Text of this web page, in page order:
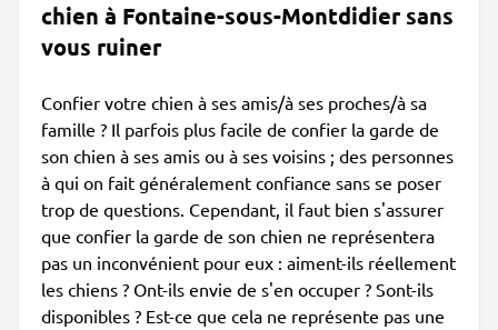
chien à Fontaine-sous-Montdidier sans
vous ruiner
Confier votre chien à ses amis/à ses proches/à sa
famille ? Il parfois plus facile de confier la garde de
son chien à ses amis ou à ses voisins ; des personnes
à qui on fait généralement confiance sans se poser
trop de questions. Cependant, il faut bien s'assurer
que confier la garde de son chien ne représentera
pas un inconvénient pour eux : aiment-ils réellement
les chiens ? Ont-ils envie de s'en occuper ? Sont-ils
disponibles ? Est-ce que cela ne représente pas une